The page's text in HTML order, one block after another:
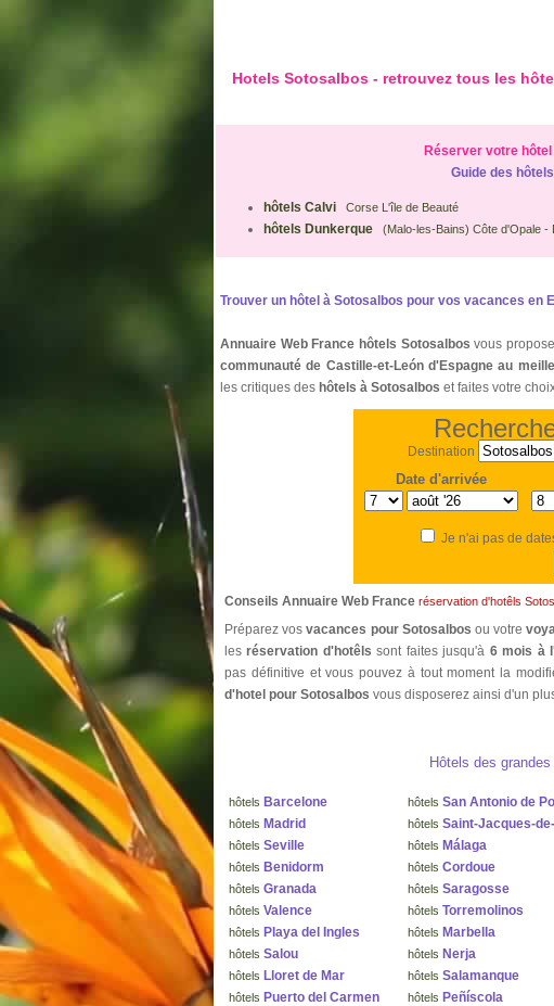
Hotels Sotosalbos - retrouvez tous les
Réserver votre
Guide des
hôtels Calvi Corse L'île de Beauté
hôtels Dunkerque (Malo-les-Bains) Côte d'Opale -
Trouver un hôtel à Sotosalbos pour vos vacances en
Annuaire Web France hôtels Sotosalbos vous
communauté de Castille-et-León d'Espagne au
les critiques des hôtels à Sotosalbos et faites votre
Destination
Date d'arrivée
Je n'ai pas de
Conseils Annuaire Web France réservation d'hotêls
Préparez vosvacances pour Sotosalbos ou votre
lesréservation d'hotêls sont faites jusqu'à 6 mois à
pas définitive et vous pouvez à tout moment la
d'hotel pour Sotosalbos vous disposerez ainsi d'un
Hôtels des
hôtels Barcelone
hôtels Madrid
hôtels Seville
hôtels Benidorm
hôtels Granada
hôtels Valence
hôtels Playa del Ingles
hôtels Salou
hôtels Lloret de Mar
hôtels Puerto del Carmen
hôtels San Antonio de
hôtels Saint-Jacques-
hôtels Málaga
hôtels Cordoue
hôtels Saragosse
hôtels Torremolinos
hôtels Marbella
hôtels Nerja
hôtels Salamanque
hôtels Peñíscola